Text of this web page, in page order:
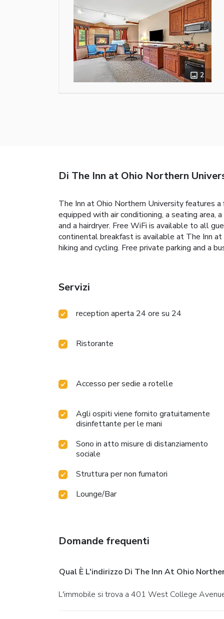
2
Di The Inn at Ohio Northern
The Inn at Ohio Northern University features
equipped with air conditioning, a seating
and a hairdryer. Free WiFi is available to all
continental breakfast is available at The Inn
hiking and cycling. Free private parking and a
Servizi
reception aperta 24 ore su 24
Ristorante
Accesso per sedie a rotelle
Agli ospiti viene fornito gratuitamente
disinfettante per le mani
Sono in atto misure di distanziamento
sociale
Struttura per non fumatori
Lounge/Bar
Domande frequenti
Qual È L'indirizzo Di The Inn At Ohio
L'immobile si trova a 401 West College